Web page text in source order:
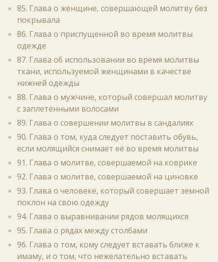
85. Глава о женщине, совершающей молитву без
покрывала
86. Глава о приспущенной во время молитвы
одежде
87. Глава об использовании во время молитвы
ткани, используемой женщинами в качестве
нижней одежды
88. Глава о мужчине, который совершал молитву
с заплетёнными волосами
89. Глава о совершении молитвы в сандалиях
90. Глава о том, куда следует поставить обувь,
если молящийся снимает её во время молитвы
91. Глава о молитве, совершаемой на коврике
92. Глава о молитве, совершаемой на циновке
93. Глава о человеке, который совершает земной
поклон на свою одежду
94. Глава о выравнивании рядов молящихся
95. Глава о рядах между столбами
96. Глава о том, кому следует вставать ближе к
имаму, и о том, что нежелательно вставать